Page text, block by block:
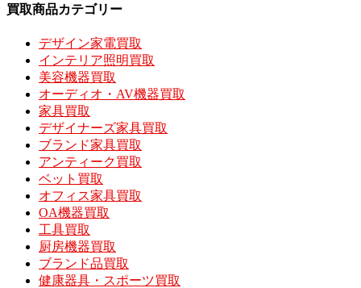
買取商品カテゴリー
デザイン家電買取
インテリア照明買取
美容機器買取
オーディオ・AV機器買取
家具買取
デザイナーズ家具買取
ブランド家具買取
アンティーク買取
ベット買取
オフィス家具買取
OA機器買取
工具買取
厨房機器買取
ブランド品買取
健康器具・スポーツ買取